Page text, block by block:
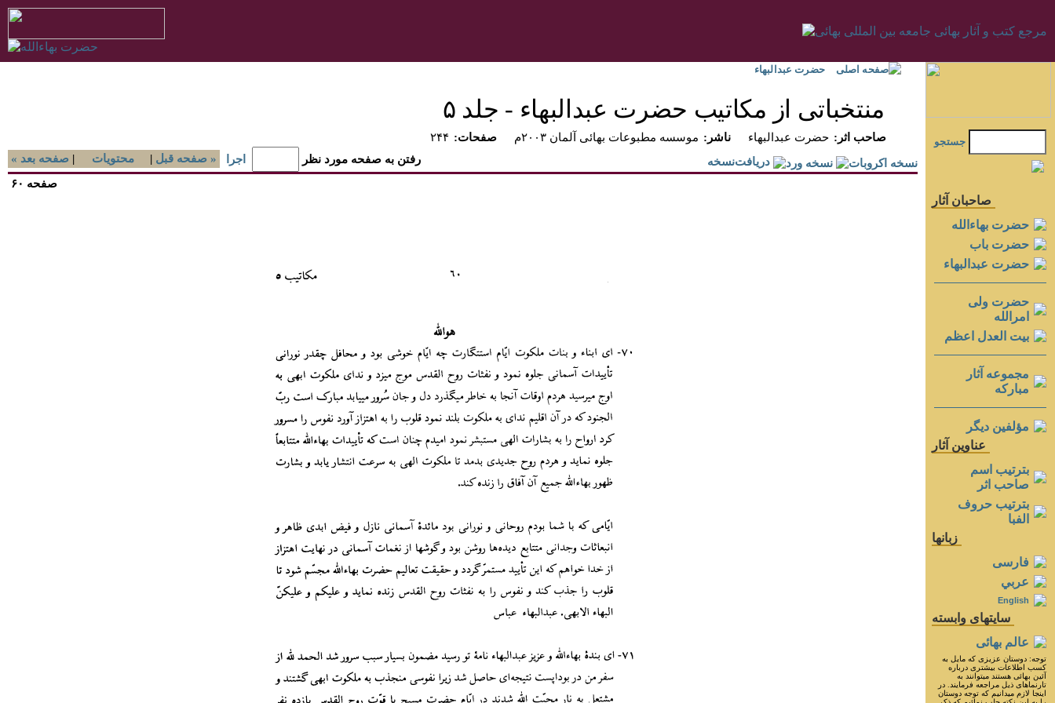
صفحه اصلی حضرت عبدالبهاء
منتخباتى از مكاتيب حضرت عبدالبهاء - جلد ۵
۲۴۴ :صفحات موسسه مطبوعات بهائی آلمان ۲۰۰۳م :ناشر حضرت عبدالبهاء
:صاحب اثر
« صفحه بعد | محتويات | صفحه قبل » رفتن به صفحه مورد نظر اجرا
جستجو
صاحبان آثار
حضرت بهاءالله
حضرت باب
حضرت عبدالبهاء
حضرت ولی
امرالله
بيت العدل اعظم
مجموعه آثار
مباركه
مؤلفين ديگر
عناوين آثار
بترتيب اسم
صاحب اثر
بترتيب حروف
الفبا
زبانها
فارسی
عربي
English
سايتهای وابسته
عالم بهائی
توجه: دوستان عزيزى كه مايل به
كسب اطلاعات بيشترى درباره
آئين بهائى هستند ميتوانند به
تارنماهاى ذيل مراجعه فرمايند. در
اينجا لازم ميدانيم كه توجه دوستان